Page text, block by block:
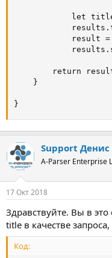
let
result
return
    }
}
Support Денис
A-Parser Enterprise
17 Окт 2018
Здравствуйте. Вы в
title в качестве
Код: